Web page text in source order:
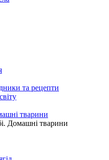
та рецепти
тварини
Домашні тварини